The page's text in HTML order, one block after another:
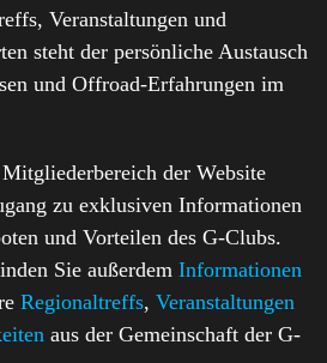
Veranstaltungen und
steht der persönliche Austausch
und Offroad-Erfahrungen im
der Website
zu exklusiven Informationen
und Vorteilen des G-Clubs.
Sie außerdem Informationen
Regionaltreffs, Veranstaltungen
aus der Gemeinschaft der G-